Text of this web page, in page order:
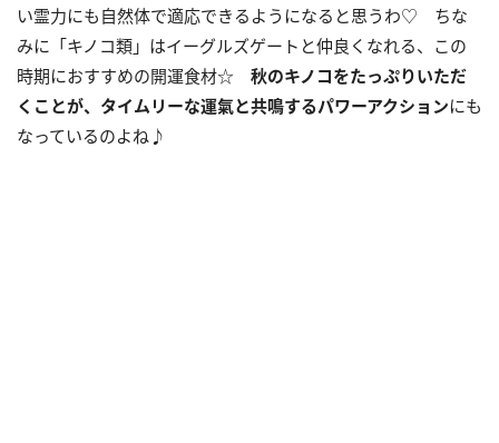
い霊力にも自然体で適応できるようになると思うわ♡ ちな
みに「キノコ類」はイーグルズゲートと仲良くなれる、この
時期におすすめの開運食材☆ 秋のキノコをたっぷりいただ
くことが、タイムリーな運氣と共鳴するパワーアクションにも
なっているのよね♪